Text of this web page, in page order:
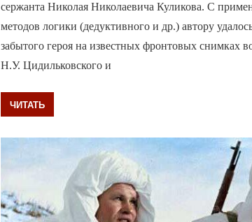
сержанта Николая Николаевича Куликова. С
методов логики (дедуктивного и др.) автору
забытого героя на известных фронтовых снимках
Н.У. Цидильковского и
ЧИТАТЬ